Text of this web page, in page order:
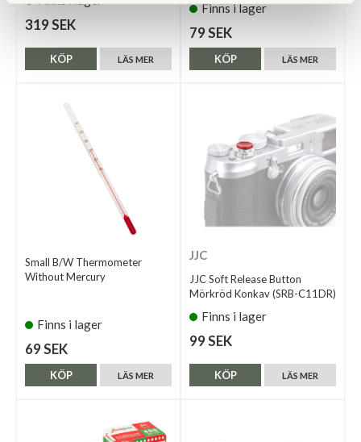
319 SEK
LÄS MER
KÖP
Finns i lager
79 SEK
LÄS MER
KÖP
Small B/W Thermometer
Without Mercury
Finns i lager
69 SEK
LÄS MER
KÖP
JJC
JJC Soft Release Button
Mörkröd Konkav (SRB-C11DR)
Finns i lager
99 SEK
LÄS MER
KÖP